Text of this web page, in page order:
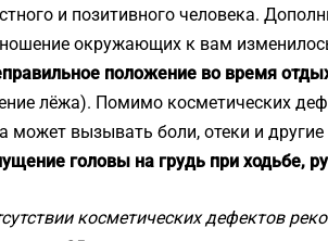
и позитивного человека.
окружающих к вам
положение во время
лёжа). Помимо косметических
может вызывать боли, отеки и
головы на грудь при ходьбе,
косметических дефектов